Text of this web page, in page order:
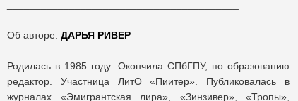
Об авторе: ДАРЬЯ РИВЕР
Родилась в 1985 году. Окончила СПбГПУ, по образованию
редактор. Участница ЛитО «Пиитер». Публиковалась в
журналах «Эмигрантская лира», «Зинзивер», «Тропы»,